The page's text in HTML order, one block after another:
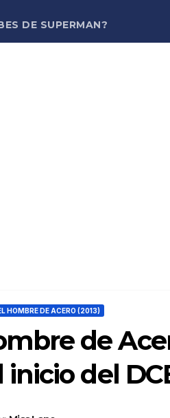
DE SUPERMAN?
HOMBRE DE ACERO (2013)
de
inicio del